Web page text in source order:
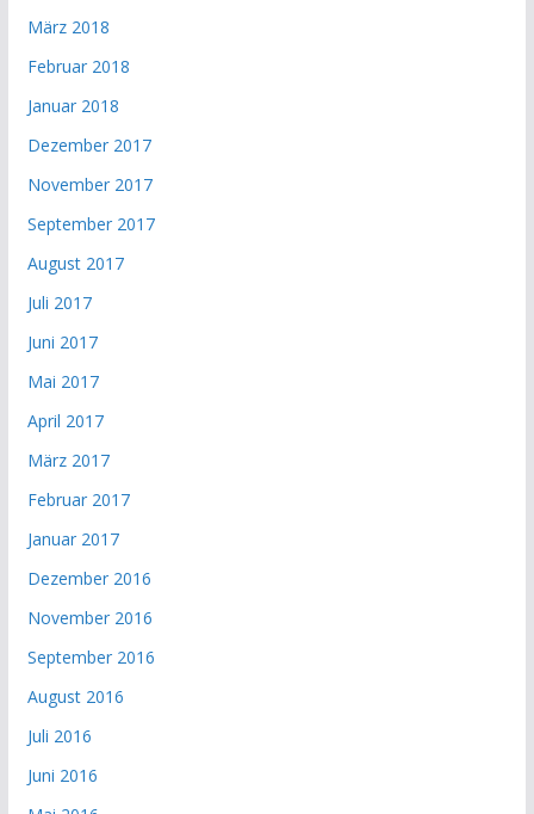
März 2018
Februar 2018
Januar 2018
Dezember 2017
November 2017
September 2017
August 2017
Juli 2017
Juni 2017
Mai 2017
April 2017
März 2017
Februar 2017
Januar 2017
Dezember 2016
November 2016
September 2016
August 2016
Juli 2016
Juni 2016